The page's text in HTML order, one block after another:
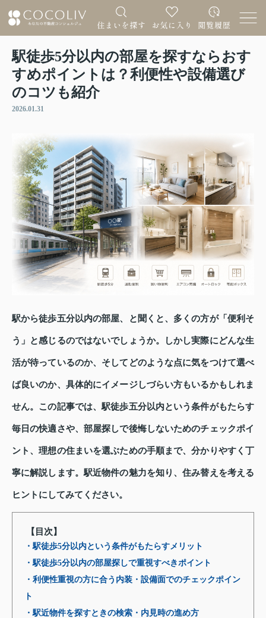
駅徒歩5分以内の部屋を探すならおす
すめポイントは？利便性や設備選び
のコツも紹介
2026.01.31
駅から徒歩五分以内の部屋、と聞くと、多くの方が「便利そ
う」と感じるのではないでしょうか。しかし実際にどんな生
活が待っているのか、そしてどのような点に気をつけて選べ
ば良いのか、具体的にイメージしづらい方もいるかもしれま
せん。この記事では、駅徒歩五分以内という条件がもたらす
毎日の快適さや、部屋探しで後悔しないためのチェックポイ
ント、理想の住まいを選ぶための手順まで、分かりやすく丁
寧に解説します。駅近物件の魅力を知り、住み替えを考える
ヒントにしてみてください。
【目次】
・駅徒歩5分以内という条件がもたらすメリット
・駅徒歩5分以内の部屋探しで重視すべきポイント
・利便性重視の方に合う内装・設備面でのチェックポイン
ト
・駅近物件を探すときの検索・内見時の進め方